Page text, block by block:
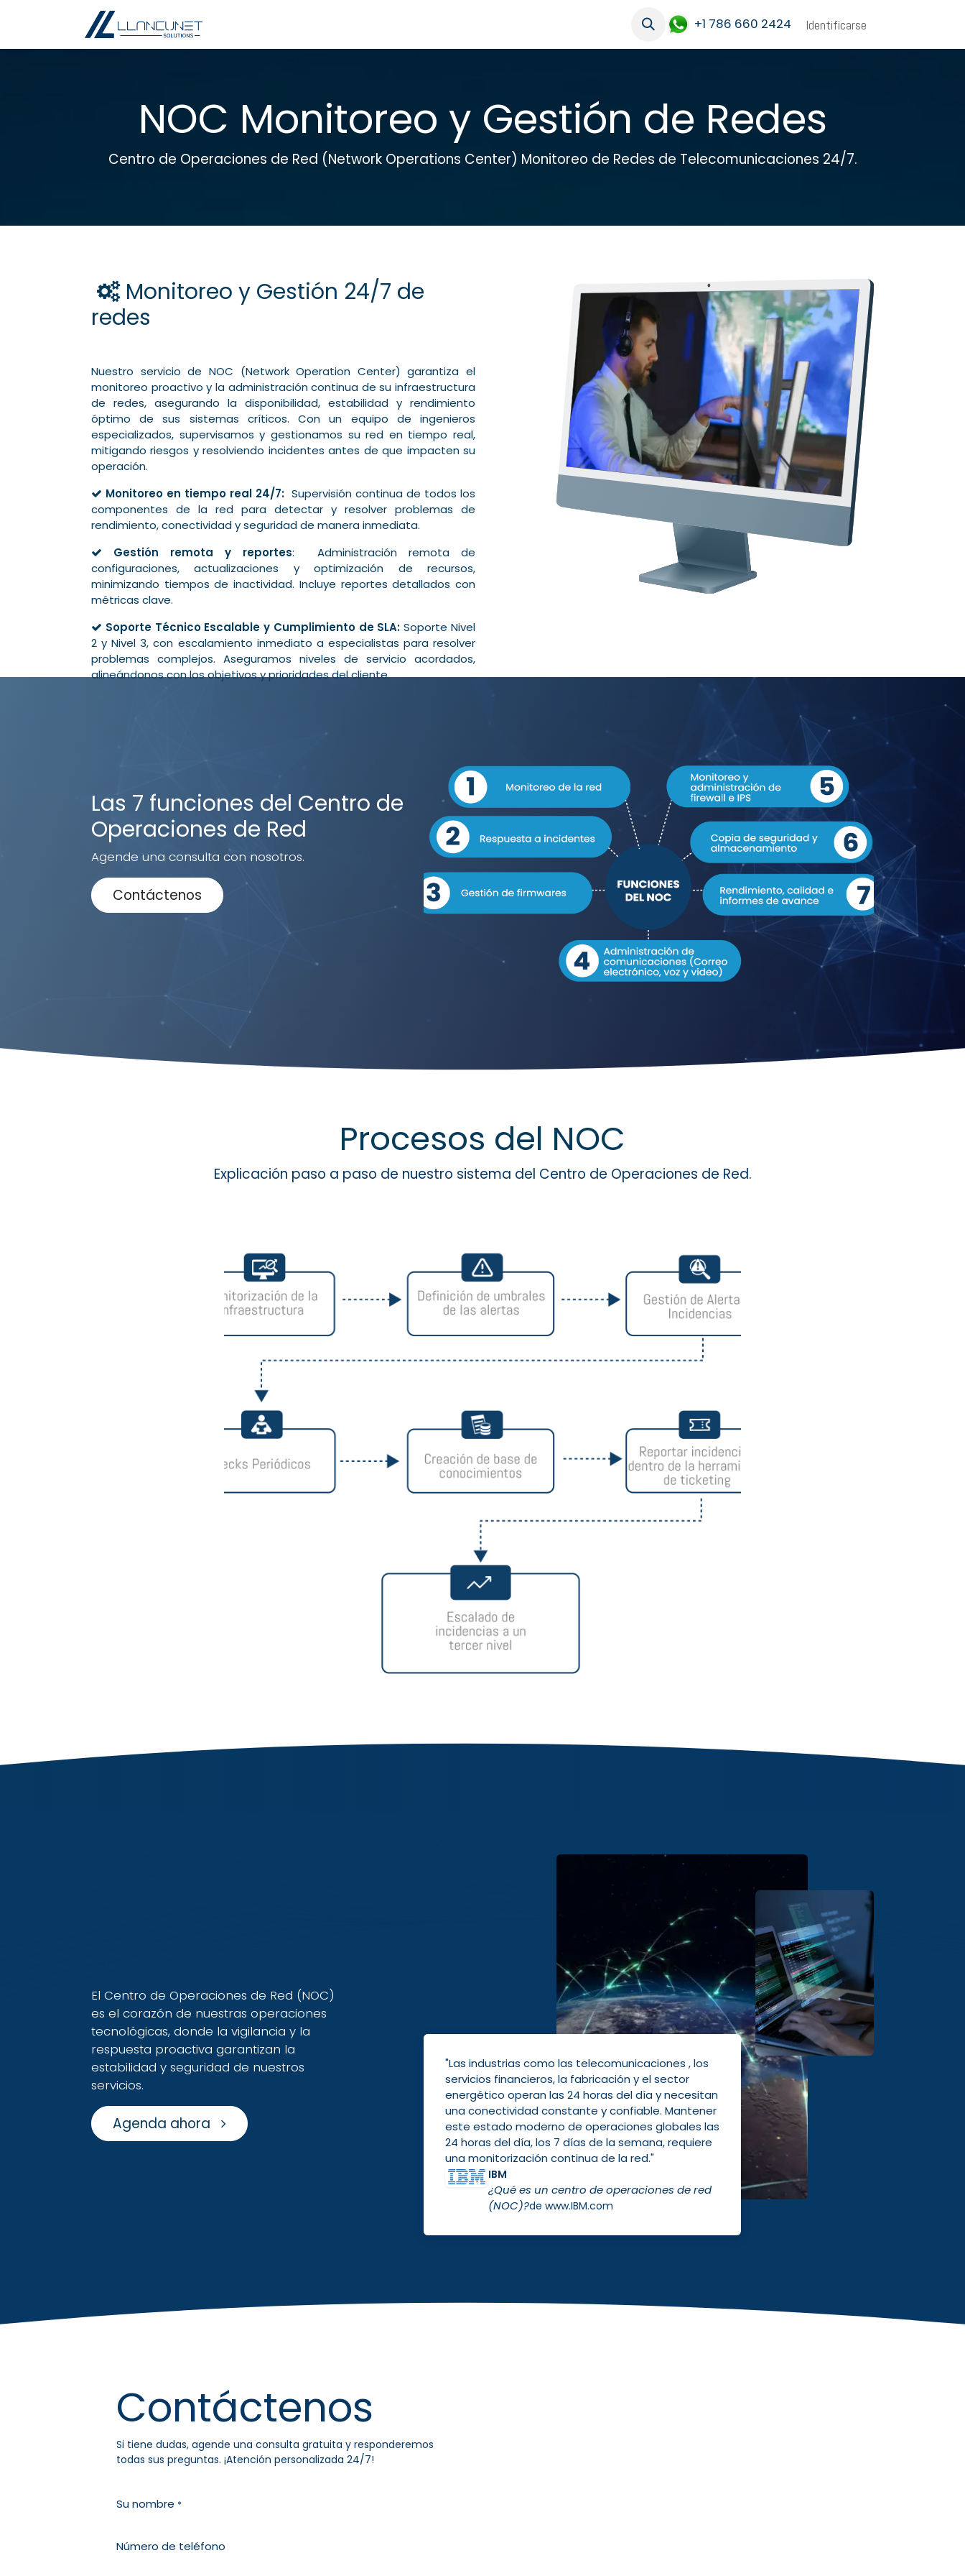
+1 786 660 2424 Identificarse
NOC Monitoreo y Gestión de Redes
Centro de Operaciones de Red (Network Operations Center) Monitoreo de Redes de Telecomunicaciones 24/7.
Monitoreo y Gestión 24/7 de
redes
Nuestro servicio de NOC (Network Operation Center) garantiza el
monitoreo proactivo y la administración continua de su infraestructura
de redes, asegurando la disponibilidad, estabilidad y rendimiento
óptimo de sus sistemas críticos. Con un equipo de ingenieros
especializados, supervisamos y gestionamos su red en tiempo real,
mitigando riesgos y resolviendo incidentes antes de que impacten su
operación.
Monitoreo en tiempo real 24/7: Supervisión continua de todos los
componentes de la red para detectar y resolver problemas de
rendimiento, conectividad y seguridad de manera inmediata.
Gestión remota y reportes: Administración remota de
configuraciones, actualizaciones y optimización de recursos,
minimizando tiempos de inactividad. Incluye reportes detallados con
métricas clave.
Soporte Técnico Escalable y Cumplimiento de SLA: Soporte Nivel
2 y Nivel 3, con escalamiento inmediato a especialistas para resolver
problemas complejos. Aseguramos niveles de servicio acordados,
alineándonos con los objetivos y prioridades del cliente.
Las 7 funciones del Centro de
Operaciones de Red
Agende una consulta con nosotros.
Contáctenos
Procesos del NOC
Explicación paso a paso de nuestro sistema del Centro de Operaciones de Red.
El Centro de Operaciones de Red (NOC)
es el corazón de nuestras operaciones
tecnológicas, donde la vigilancia y la
respuesta proactiva garantizan la
estabilidad y seguridad de nuestros
servicios.
Agenda ahora
"Las industrias como las telecomunicaciones , los
servicios financieros, la fabricación y el sector
energético operan las 24 horas del día y necesitan
una conectividad constante y confiable. Mantener
este estado moderno de operaciones globales las
24 horas del día, los 7 días de la semana, requiere
una monitorización continua de la red."
IBM
¿Qué es un centro de operaciones de red
(NOC)?de www.IBM.com
Contáctenos
Si tiene dudas, agende una consulta gratuita y responderemos
todas sus preguntas. ¡Atención personalizada 24/7!
Su nombre *
Número de teléfono